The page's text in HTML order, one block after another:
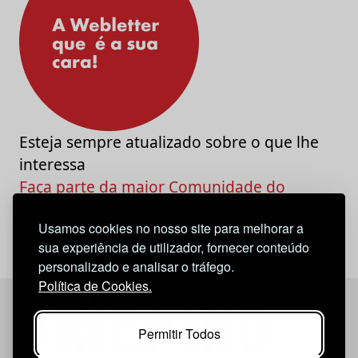
Usamos cookies no nosso site para melhorar a
sua experiência de utilizador, fornecer conteúdo
personalizado e analisar o tráfego.
Política de Cookies.
Permitir Todos
Esteja sempre atualizado sobre o que lhe
interessa
Faça parte da maior Comunidade do